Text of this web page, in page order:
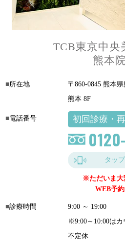
TCB東京中央
熊本
所在地
〒860-0845 熊本
熊本 8F
電話番号 初回診療・
タッ
※ただいま大
WEB予約
診療時間
9:00 ～ 19:00
※9:00～10:00は
不定休